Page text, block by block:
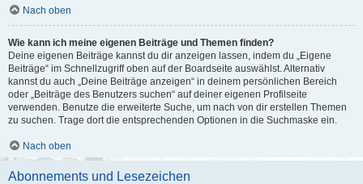
Nach oben
Wie kann ich meine eigenen Beiträge und Themen finden?
Deine eigenen Beiträge kannst du dir anzeigen lassen, indem du „Eigene
Beiträge“ im Schnellzugriff oben auf der Boardseite auswählst. Alternativ
kannst du auch „Deine Beiträge anzeigen“ in deinem persönlichen Bereich
oder „Beiträge des Benutzers suchen“ auf deiner eigenen Profilseite
verwenden. Benutze die erweiterte Suche, um nach von dir erstellen Themen
zu suchen. Trage dort die entsprechenden Optionen in die Suchmaske ein.
Nach oben
Abonnements und Lesezeichen